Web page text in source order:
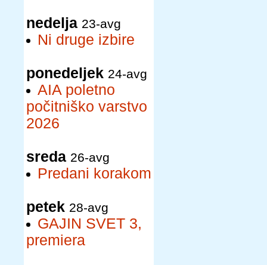
nedelja 23-avg
Ni druge izbire
ponedeljek 24-avg
AIA poletno
počitniško varstvo
2026
sreda 26-avg
Predani korakom
petek 28-avg
GAJIN SVET 3,
premiera